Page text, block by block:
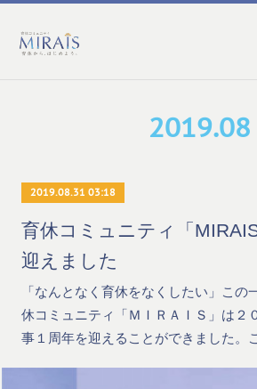
2019.08
2019.08.31 03:18
育休コミュニティ「
迎えました
「なんとなく育休をなくしたい」この
休コミュニティ「ＭＩＲＡＩＳ」は２
事１周年を迎えることができました。